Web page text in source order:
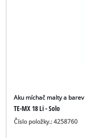
Aku míchač malty a barev
TE-MX 18 Li - Solo
Číslo položky.: 4258760